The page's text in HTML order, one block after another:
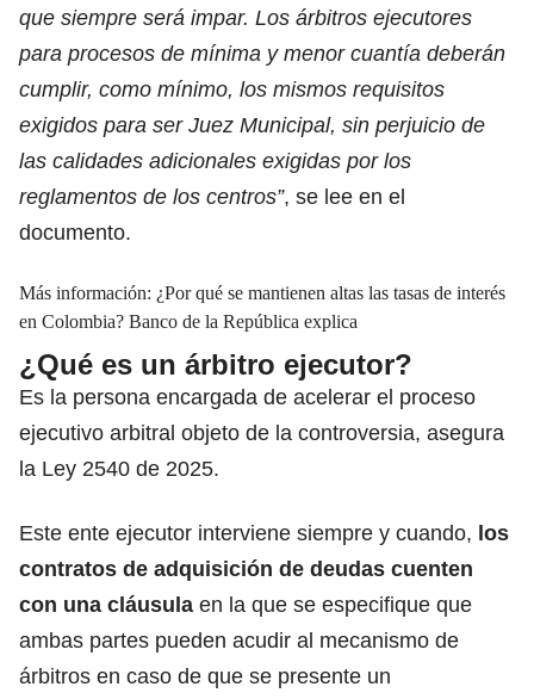
que siempre será impar. Los árbitros ejecutores
para procesos de mínima y menor cuantía deberán
cumplir, como mínimo, los mismos requisitos
exigidos para ser Juez Municipal, sin perjuicio de
las calidades adicionales exigidas por los
reglamentos de los centros”, se lee en el
documento.
Más información: ¿Por qué se mantienen altas las tasas de interés
en Colombia? Banco de la República explica
¿Qué es un árbitro ejecutor?
Es la persona encargada de acelerar el proceso
ejecutivo arbitral objeto de la controversia, asegura
la Ley 2540 de 2025.
Este ente ejecutor interviene siempre y cuando, los
contratos de adquisición de deudas cuenten
con una cláusula en la que se especifique que
ambas partes pueden acudir al mecanismo de
árbitros en caso de que se presente un